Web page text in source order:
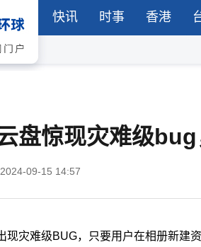
快讯 时事 香港
盘惊现灾难级
09-15 14:57
现灾难级BUG，只要用户在相册新建